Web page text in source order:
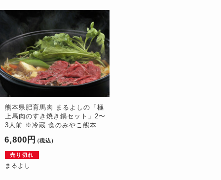
熊本県肥育馬肉 まるよしの「極
上馬肉のすき焼き鍋セット」2〜
3人前 ※冷蔵 食のみやこ熊本
6,800円 （税込）
売り切れ
まるよし